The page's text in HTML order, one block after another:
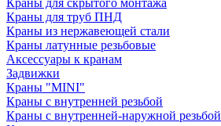
Краны для труб ПНД
Краны из нержавеющей стали
Краны латунные резьбовые
Аксессуары к кранам
Задвижки
Краны "MINI"
Краны с внутренней резьбой
Краны с внутренней-наружной резьбой